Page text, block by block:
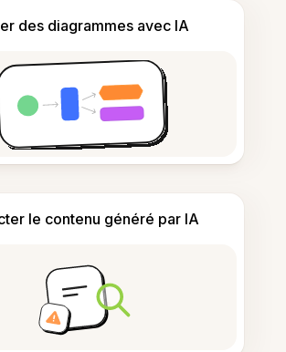
des diagrammes avec IA
le contenu généré par IA